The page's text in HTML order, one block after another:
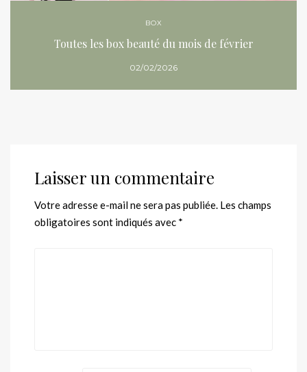
BOX
Toutes les box beauté du mois de février
02/02/2026
Laisser un commentaire
Votre adresse e-mail ne sera pas publiée. Les champs
obligatoires sont indiqués avec *